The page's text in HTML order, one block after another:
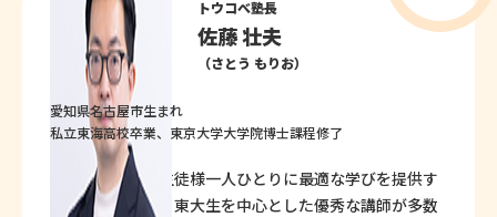
トウコべ塾長
佐藤 壮夫
（さとう もりお）
愛知県名古屋市生まれ
私立東海高校卒業、東京大学大学院博士課程修了
トウコベには、生徒様一人ひとりに最適な学びを提供す
ることのできる、東大生を中心とした優秀な講師が多数